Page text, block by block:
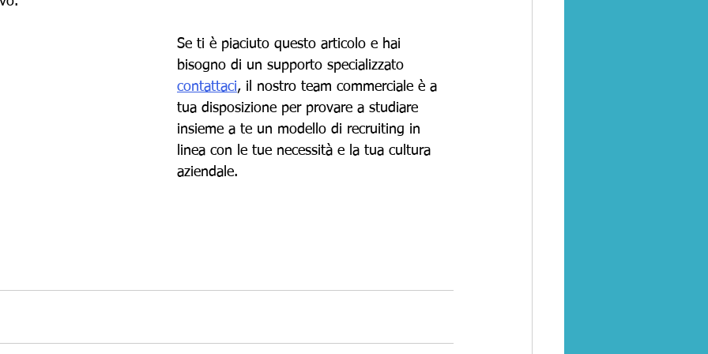
Se ti è piaciuto questo articolo e hai
bisogno di un supporto specializzato
contattaci, il nostro team commerciale è a
tua disposizione per provare a studiare
insieme a te un modello di recruiting in
linea con le tue necessità e la tua cultura
aziendale.